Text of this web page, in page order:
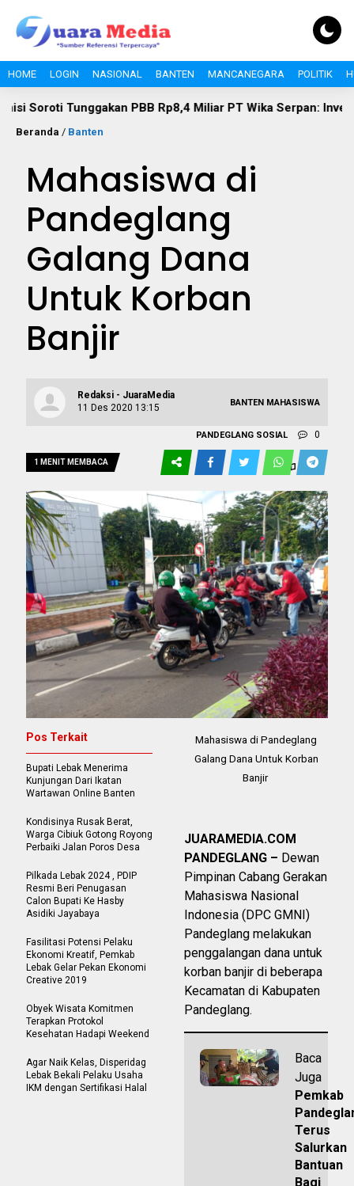
HOME LOGIN NASIONAL BANTEN MANCANEGARA POLITIK
Tunggakan PBB Rp8,4 Miliar PT Wika Serpan: Investor
Beranda / Banten
Mahasiswa di
Pandeglang
Galang Dana
Untuk Korban
Banjir
Redaksi - JuaraMedia
11 Des 2020 13:15
BANTEN MAHASISWA
PANDEGLANG SOSIAL 0
126
1 MENIT MEMBACA
Mahasiswa di Pandeglang
Galang Dana Untuk Korban
Banjir
JUARAMEDIA.COM
PANDEGLANG – Dewan
Pimpinan Cabang Gerakan
Mahasiswa Nasional
Indonesia (DPC GMNI)
Pandeglang melakukan
penggalangan dana untuk
korban banjir di beberapa
Kecamatan di Kabupaten
Pandeglang.
Baca
Juga
Pemkab
Terus
Salurkan
Bantuan
Bagi
Pos Terkait
Bupati Lebak Menerima
Kunjungan Dari Ikatan
Wartawan Online Banten
Kondisinya Rusak Berat,
Warga Cibiuk Gotong Royong
Perbaiki Jalan Poros Desa
Pilkada Lebak 2024 , PDIP
Resmi Beri Penugasan
Calon Bupati Ke Hasby
Asidiki Jayabaya
Fasilitasi Potensi Pelaku
Ekonomi Kreatif, Pemkab
Lebak Gelar Pekan Ekonomi
Creative 2019
Obyek Wisata Komitmen
Terapkan Protokol
Kesehatan Hadapi Weekend
Agar Naik Kelas, Disperidag
Lebak Bekali Pelaku Usaha
IKM dengan Sertifikasi Halal